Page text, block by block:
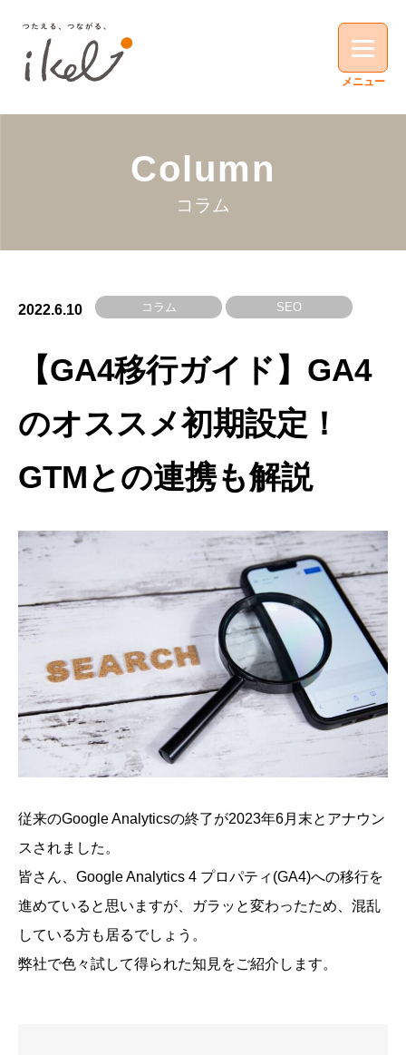
Column
コラム
2022.6.10 コラム SEO
【GA4移行ガイド】GA4
のオススメ初期設定！
GTMとの連携も解説
従来のGoogle Analyticsの終了が2023年6月末とアナウン
スされました。
皆さん、Google Analytics 4 プロパティ(GA4)への移行を
進めていると思いますが、ガラッと変わったため、混乱
している方も居るでしょう。
弊社で色々試して得られた知見をご紹介します。